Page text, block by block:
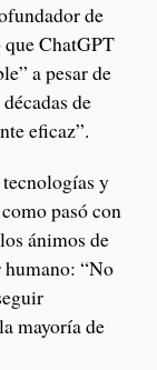
de
ChatGPT
a pesar de
de
eficaz”.
y
pasó con
ánimos de
“No
mayoría de